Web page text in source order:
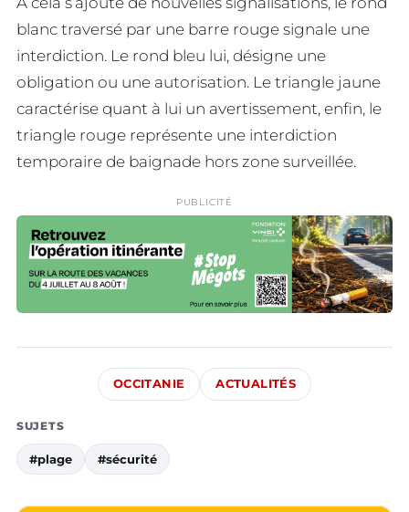
blanc traversé par une barre rouge signale une
interdiction. Le rond bleu lui, désigne une
obligation ou une autorisation. Le triangle jaune
caractérise quant à lui un avertissement, enfin, le
triangle rouge représente une interdiction
temporaire de baignade hors zone surveillée.
PUBLICITÉ
OCCITANIE ACTUALITÉS
SUJETS
#plage #sécurité